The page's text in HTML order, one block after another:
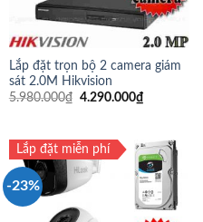
Lắp đặt trọn bộ 2 camera giám
sát 2.0M Hikvision
5.980.000₫ 4.290.000₫
-23%
Lắp đặt miễn phí